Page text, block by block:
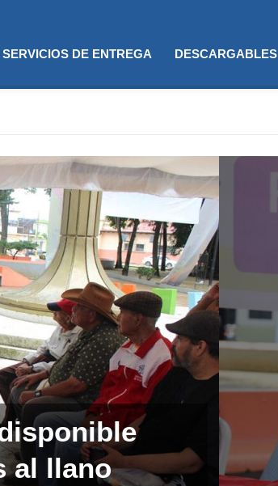
SERVICIOS DE ENTREGA DESCARGABLES
Flexibilización)
al llano